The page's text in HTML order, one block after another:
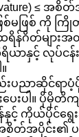
≤ အစိ
စ်မဖြစ် ကို က
ရိန်ဂိတ်များ
င့် လုပ်ငန်းစ
ပညာဆိုင်ရာပံ့
ပေးပါ။ ပိုမိုတိ
န်နှင့် ကိုယ်ပိုင်ရွေ
စိတ်အပိုင်း၏ ပစ္